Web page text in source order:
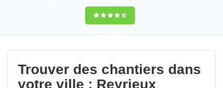
9,5(100%)41
votes
Trouver des chantiers dans
votre ville : Reyrieux